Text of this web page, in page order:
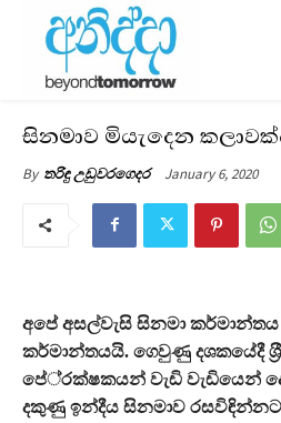
සිනමාව මියැදෙන
By තරිඳු උඩුවරගෙදර January 6, 2020
අපේ අසල්වැසි සිනමා
කර්මාන්තයයි. ගෙවුණු දශකයේදී ශ‍්‍රී
පේ‍්‍රක්ෂකයන් වැඩි වැඩියෙන්
දකුණු ඉන්දීය සිනමාව රසවිඳින්නට